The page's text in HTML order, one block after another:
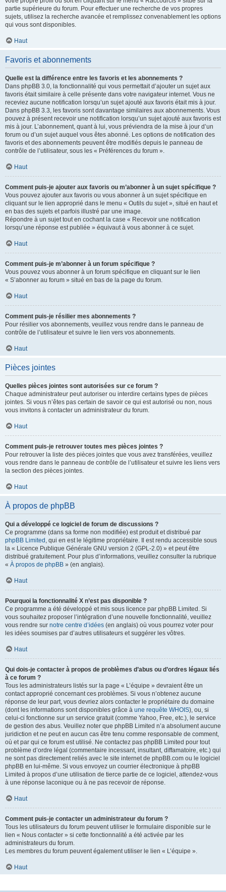
partie supérieure du forum. Pour effectuer une recherche de vos propres
sujets, utilisez la recherche avancée et remplissez convenablement les options
qui vous sont disponibles.
Haut
Favoris et abonnements
Quelle est la différence entre les favoris et les abonnements ?
Dans phpBB 3.0, la fonctionnalité qui vous permettait d’ajouter un sujet aux
favoris était similaire à celle présente dans votre navigateur internet. Vous ne
receviez aucune notification lorsqu’un sujet ajouté aux favoris était mis à jour.
Dans phpBB 3.3, les favoris sont davantage similaires aux abonnements. Vous
pouvez à présent recevoir une notification lorsqu’un sujet ajouté aux favoris est
mis à jour. L’abonnement, quant à lui, vous préviendra de la mise à jour d’un
forum ou d’un sujet auquel vous êtes abonné. Les options de notification des
favoris et des abonnements peuvent être modifiés depuis le panneau de
contrôle de l’utilisateur, sous les « Préférences du forum ».
Haut
Comment puis-je ajouter aux favoris ou m’abonner à un sujet spécifique ?
Vous pouvez ajouter aux favoris ou vous abonner à un sujet spécifique en
cliquant sur le lien approprié dans le menu « Outils du sujet », situé en haut et
en bas des sujets et parfois illustré par une image.
Répondre à un sujet tout en cochant la case « Recevoir une notification
lorsqu’une réponse est publiée » équivaut à vous abonner à ce sujet.
Haut
Comment puis-je m’abonner à un forum spécifique ?
Vous pouvez vous abonner à un forum spécifique en cliquant sur le lien
« S’abonner au forum » situé en bas de la page du forum.
Haut
Comment puis-je résilier mes abonnements ?
Pour résilier vos abonnements, veuillez vous rendre dans le panneau de
contrôle de l’utilisateur et suivre le lien vers vos abonnements.
Haut
Pièces jointes
Quelles pièces jointes sont autorisées sur ce forum ?
Chaque administrateur peut autoriser ou interdire certains types de pièces
jointes. Si vous n’êtes pas certain de savoir ce qui est autorisé ou non, nous
vous invitons à contacter un administrateur du forum.
Haut
Comment puis-je retrouver toutes mes pièces jointes ?
Pour retrouver la liste des pièces jointes que vous avez transférées, veuillez
vous rendre dans le panneau de contrôle de l’utilisateur et suivre les liens vers
la section des pièces jointes.
Haut
À propos de phpBB
Qui a développé ce logiciel de forum de discussions ?
Ce programme (dans sa forme non modifiée) est produit et distribué par
phpBB Limited , qui en est le légitime propriétaire. Il est rendu accessible sous
la « Licence Publique Générale GNU version 2 (GPL-2.0) » et peut être
distribué gratuitement. Pour plus d’informations, veuillez consulter la rubrique
« À propos de phpBB » (en anglais).
Haut
Pourquoi la fonctionnalité X n’est pas disponible ?
Ce programme a été développé et mis sous licence par phpBB Limited. Si
vous souhaitez proposer l’intégration d’une nouvelle fonctionnalité, veuillez
vous rendre sur notre centre d’idées (en anglais) où vous pourrez voter pour
les idées soumises par d’autres utilisateurs et suggérer les vôtres.
Haut
Qui dois-je contacter à propos de problèmes d’abus ou d’ordres légaux liés
à ce forum ?
Tous les administrateurs listés sur la page « L’équipe » devraient être un
contact approprié concernant ces problèmes. Si vous n’obtenez aucune
réponse de leur part, vous devriez alors contacter le propriétaire du domaine
(dont les informations sont disponibles grâce à une requête WHOIS), ou, si
celui-ci fonctionne sur un service gratuit (comme Yahoo, Free, etc.), le service
de gestion des abus. Veuillez noter que phpBB Limited n’a absolument aucune
juridiction et ne peut en aucun cas être tenu comme responsable de comment,
où et par qui ce forum est utilisé. Ne contactez pas phpBB Limited pour tout
problème d’ordre légal (commentaire incessant, insultant, diffamatoire, etc.) qui
ne sont pas directement reliés avec le site internet de phpBB.com ou le logiciel
phpBB en lui-même. Si vous envoyez un courrier électronique à phpBB
Limited à propos d’une utilisation de tierce partie de ce logiciel, attendez-vous
à une réponse laconique ou à ne pas recevoir de réponse.
Haut
Comment puis-je contacter un administrateur du forum ?
Tous les utilisateurs du forum peuvent utiliser le formulaire disponible sur le
lien « Nous contacter » si cette fonctionnalité a été activée par les
administrateurs du forum.
Les membres du forum peuvent également utiliser le lien « L’équipe ».
Haut